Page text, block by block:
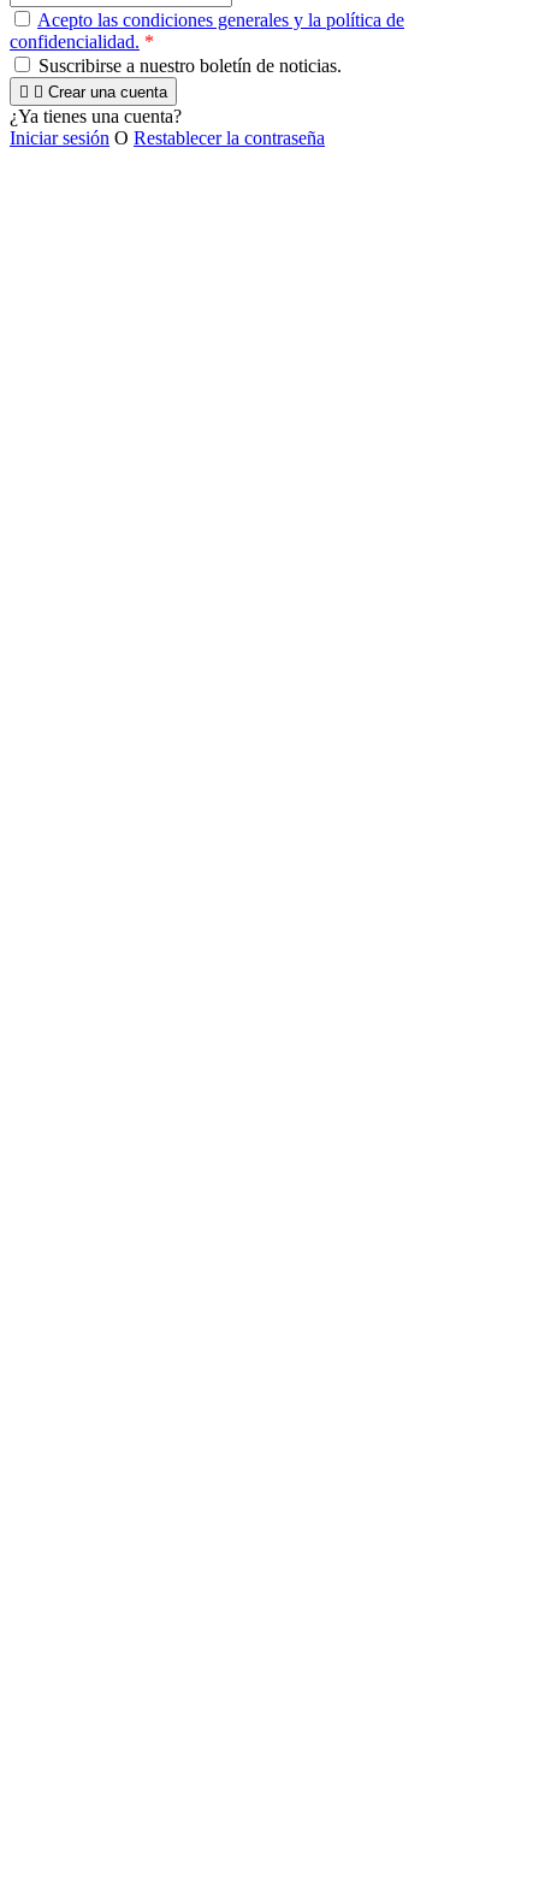
Acepto las condiciones generales y la política de
confidencialidad. *
Suscribirse a nuestro boletín de noticias.
  Crear una cuenta
¿Ya tienes una cuenta?
Iniciar sesión O Restablecer la contraseña